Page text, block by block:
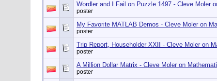
Wordler and I Fail on Puzzle 1497 - Cleve Moler
poster
My Favorite MATLAB Demos - Cleve Moler on
poster
Trip Report, Householder XXII - Cleve Moler on
poster
A Million Dollar Matrix - Cleve Moler on
poster